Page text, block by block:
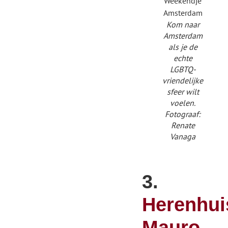
Kom naar
Amsterdam
als je de
echte
LGBTQ-
vriendelijke
sfeer wilt
voelen.
Fotograaf:
Renate
Vanaga
3.